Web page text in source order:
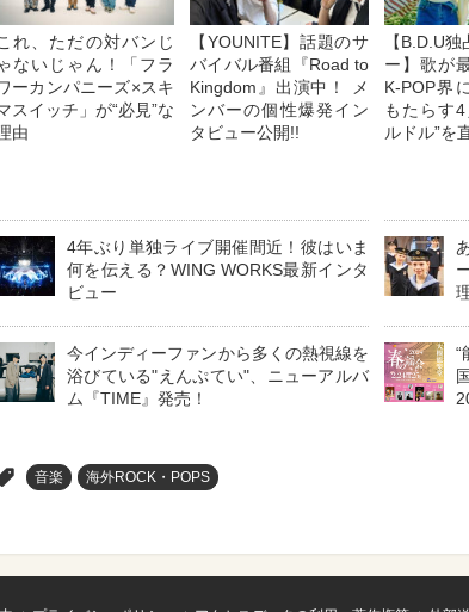
れ、ただの対バンじ
ないじゃん！「フラ
ーカンパニーズ×スキ
スイッチ」が“必見”な
由
【YOUNITE】話題のサ
バイバル番組『Road to
Kingdom』出演中！ メ
ンバーの個性爆発イン
タビュー公開!!
【B.D.U
ー】歌が
K-POP界
もたらす
ルドル”を
4年ぶり単独ライブ開催間近！彼はいま
何を伝える？WING WORKS最新インタ
ビュー
今インディーファンから多くの熱視線を
浴びている"えんぷてい"、ニューアルバ
ム『TIME』発売！
“
音楽 海外ROCK・POPS